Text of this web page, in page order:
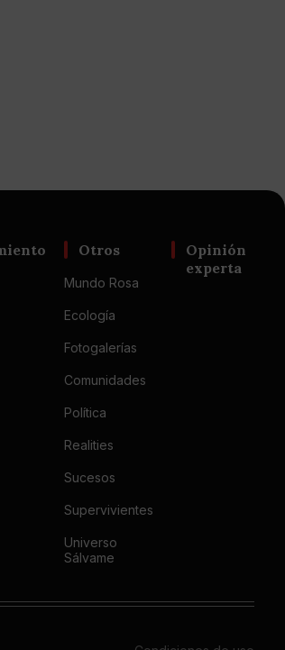
Otros
Mundo Rosa
Ecología
Fotogalerías
Comunidades
Política
Realities
Sucesos
Supervivientes
Universo
Sálvame
Opinión
experta